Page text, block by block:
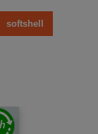
softshell